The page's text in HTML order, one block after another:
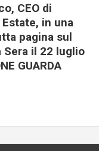
CEO di
in una
pagina sul
Sera il 22 luglio
GUARDA